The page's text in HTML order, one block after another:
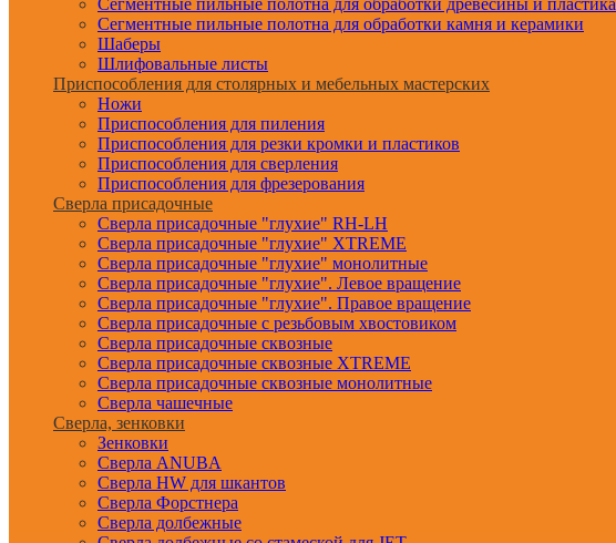
Сегментные пильные полотна для обработки древесины и пластика
Сегментные пильные полотна для обработки камня и керамики
Шаберы
Шлифовальные листы
Приспособления для столярных и мебельных мастерских
Ножи
Приспособления для пиления
Приспособления для резки кромки и пластиков
Приспособления для сверления
Приспособления для фрезерования
Сверла присадочные
Сверла присадочные "глухие" RH-LH
Сверла присадочные "глухие" XTREME
Сверла присадочные "глухие" монолитные
Сверла присадочные "глухие". Левое вращение
Сверла присадочные "глухие". Правое вращение
Сверла присадочные с резьбовым хвостовиком
Сверла присадочные сквозные
Сверла присадочные сквозные XTREME
Сверла присадочные сквозные монолитные
Сверла чашечные
Сверла, зенковки
Зенковки
Сверла ANUBA
Сверла HW для шкантов
Сверла Форстнера
Сверла долбежные